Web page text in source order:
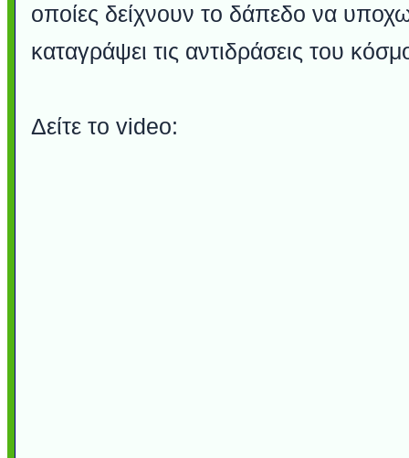
οποίες δείχνουν το δάπεδο να
καταγράψει τις αντιδράσεις του
Δείτε το video: